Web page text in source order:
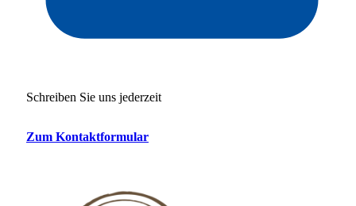
Schreiben Sie uns jederzeit
Zum Kontaktformular